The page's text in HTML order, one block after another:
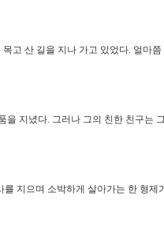
고 산 길을 지나 가고 있었다. 얼마
지녔다. 그러나 그의 친한 친구는
지으며 소박하게 살아가는 한 형